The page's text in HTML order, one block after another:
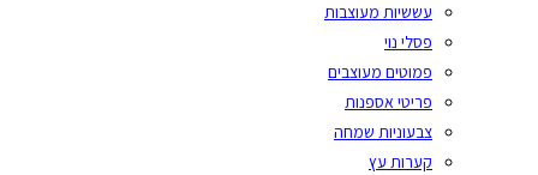
עששיות מעוצבות
פסלי נוי
פמוטים מעוצבים
פריטי אספנות
צבעוניות שמחה
קערות עץ